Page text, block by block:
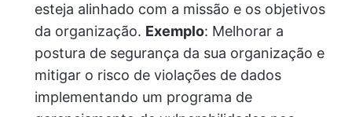
esteja alinhado com a missão e os objetivos
da organização. Exemplo: Melhorar a
postura de segurança da sua organização e
mitigar o risco de violações de dados
implementando um programa de